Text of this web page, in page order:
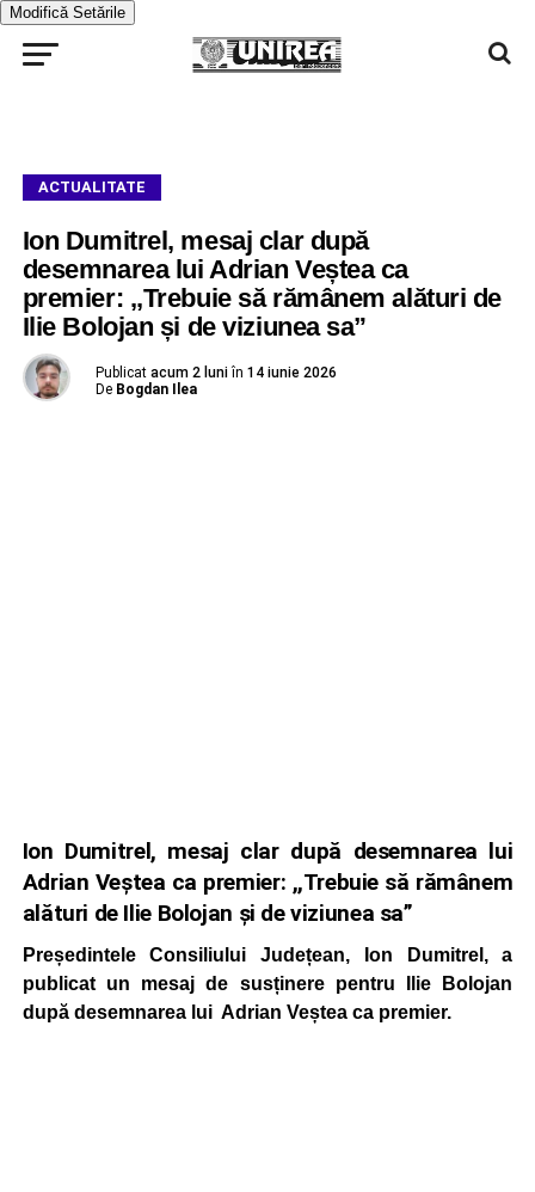
Modifică Setările
ACTUALITATE
Ion Dumitrel, mesaj clar după
desemnarea lui Adrian Veștea ca
premier: ,,Trebuie să rămânem alături de
Ilie Bolojan și de viziunea sa”
Publicat acum 2 luni în 14 iunie 2026
De Bogdan Ilea
Ion Dumitrel, mesaj clar după desemnarea lui
Adrian Veștea ca premier: ,,Trebuie să rămânem
alături de Ilie Bolojan și de viziunea sa”
Președintele Consiliului Județean, Ion Dumitrel, a
publicat un mesaj de susținere pentru Ilie Bolojan
după desemnarea lui Adrian Veștea ca premier.